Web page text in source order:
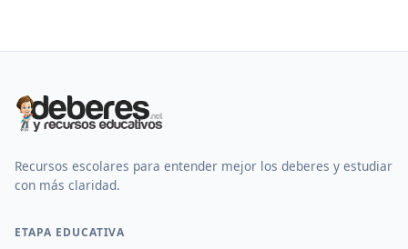
Recursos escolares para entender mejor los deberes y estudiar
con más claridad.
ETAPA EDUCATIVA